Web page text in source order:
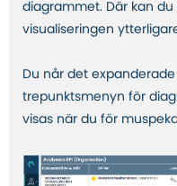
diagrammet. Där kan
visualiseringen
Du når det
trepunktsmenyn för
visas när du för